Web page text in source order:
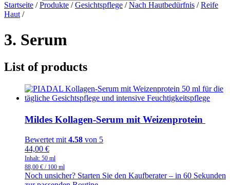
Startseite /Produkte /Gesichtspflege /Nach Hautbedürfnis /Reife
Haut /
3. Serum
List of products
Mildes Kollagen‑Serum mit Weizenprotein
Bewertet mit 4.58 von 5
44,00 €
Inhalt: 50 ml
88,00 € / 100 ml
Noch unsicher? Starten Sie den Kaufberater – in 60 Sekunden